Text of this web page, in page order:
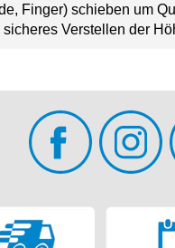
Finger) schieben um
Verstellen der